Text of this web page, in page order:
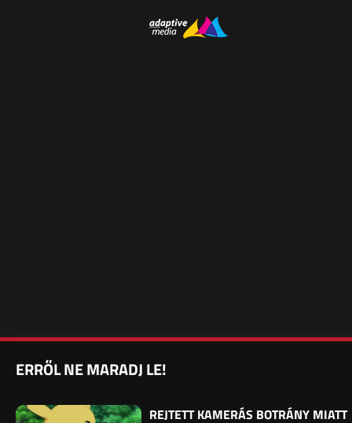
ERRŐL NE MARADJ LE!
REJTETT KAMERÁS BOTRÁNY MIATT